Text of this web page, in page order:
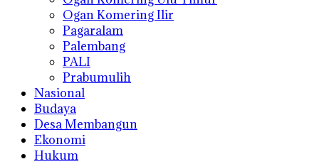
Ogan Komering Ilir
Pagaralam
Palembang
PALI
Prabumulih
Nasional
Budaya
Desa Membangun
Ekonomi
Hukum